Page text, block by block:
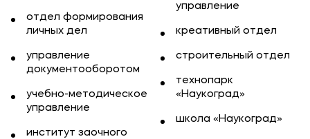
отдел формирования
личных дел
управление
документооборотом
учебно-методическое
управление
институт заочного
управление
креативный отдел
строительный отдел
технопарк
«Наукоград»
школа «Наукоград»